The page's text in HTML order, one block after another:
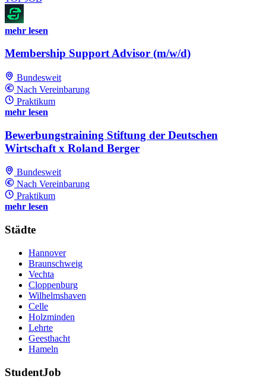
mehr lesen
Membership Support Advisor (m/w/d)
Bundesweit
Nach Vereinbarung
Praktikum
mehr lesen
Bewerbungstraining Stiftung der Deutschen
Wirtschaft x Roland Berger
Bundesweit
Nach Vereinbarung
Praktikum
mehr lesen
Städte
Hannover
Braunschweig
Vechta
Cloppenburg
Wilhelmshaven
Celle
Holzminden
Lehrte
Geesthacht
Hameln
StudentJob